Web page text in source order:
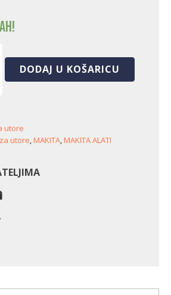
DODAJ U KOŠARICU
utore
utore,MAKITA,MAKITA ALATI